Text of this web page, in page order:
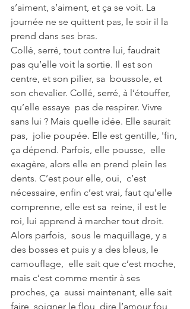
s’aiment, s’aiment, et ça se voit. La
journée ne se quittent pas, le soir il la
prend dans ses bras.
Collé, serré, tout contre lui, faudrait
pas qu’elle voit la sortie. Il est son
centre, et son pilier, sa  boussole, et
son chevalier. Collé, serré, à l’étouffer,
qu’elle essaye  pas de respirer. Vivre
sans lui ? Mais quelle idée. Elle saurait
pas,  jolie poupée. Elle est gentille, 'fin,
ça dépend. Parfois, elle pousse,  elle
exagère, alors elle en prend plein les
dents. C’est pour elle, oui,  c’est
nécessaire, enfin c’est vrai, faut qu’elle
comprenne, elle est sa  reine, il est le
roi, lui apprend à marcher tout droit.
Alors parfois,  sous le maquillage, y a
des bosses et puis y a des bleus, le
camouflage,  elle sait que c’est moche,
mais c’est comme mentir à ses
proches, ça  aussi maintenant, elle sait
faire, soigner le flou, dire l’amour fou,